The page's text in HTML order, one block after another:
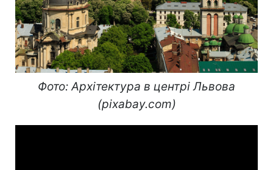
Фото: Архітектура в центрі Львова
(pixabay.com)